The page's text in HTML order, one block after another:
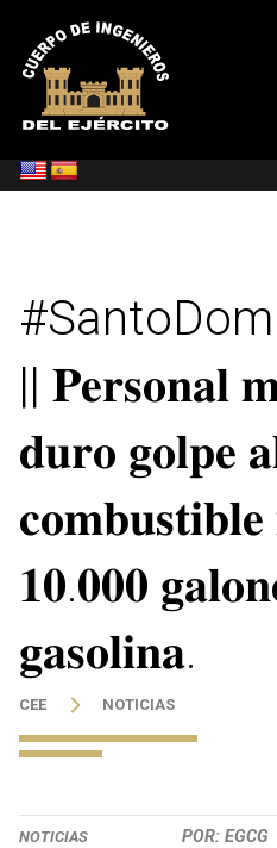
|| 𝐏𝐞𝐫𝐬𝐨𝐧𝐚𝐥
𝐝𝐮𝐫𝐨 𝐠𝐨𝐥𝐩𝐞
𝟏𝟎.𝟎𝟎𝟎
𝐠𝐚𝐬𝐨𝐥𝐢𝐧𝐚.
CEE NOTICIAS
NOTICIAS POR: EGCG